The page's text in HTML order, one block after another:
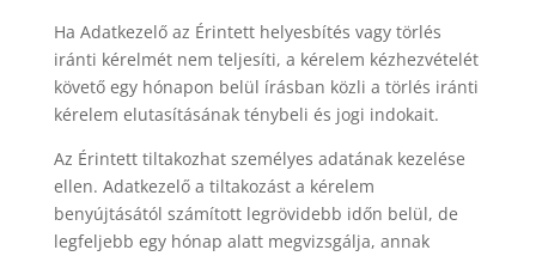
Ha Adatkezelő az Érintett helyesbítés vagy törlés
iránti kérelmét nem teljesíti, a kérelem kézhezvételét
követő egy hónapon belül írásban közli a törlés iránti
kérelem elutasításának ténybeli és jogi indokait.
Az Érintett tiltakozhat személyes adatának kezelése
ellen. Adatkezelő a tiltakozást a kérelem
benyújtásától számított legrövidebb időn belül, de
legfeljebb egy hónap alatt megvizsgálja, annak